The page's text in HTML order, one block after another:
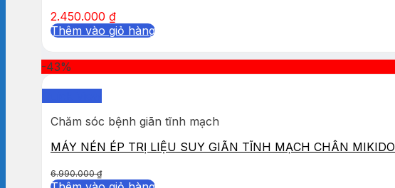
2.450.000 ₫
Thêm vào giỏ hàng
-43%
Chăm sóc bệnh giãn tĩnh mạch
MÁY NÉN ÉP TRỊ LIỆU SUY GIÃN TĨNH MẠCH CHÂN MIKIDO
6.990.000₫